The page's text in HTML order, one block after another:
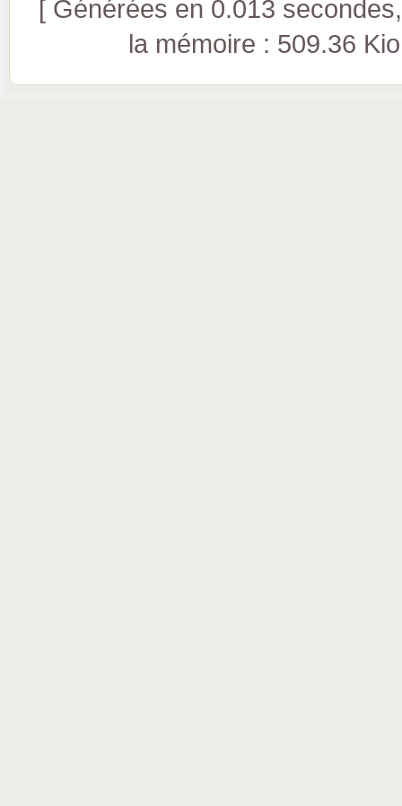
[ Générées en 0.013
la mémoire : 509.36